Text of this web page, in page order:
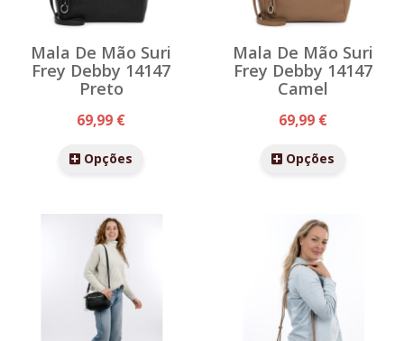
Mala De Mão Suri
Frey Debby 14147
Preto
69,99 €
Opções
Mala De Mão Suri
Frey Debby 14147
Camel
69,99 €
Opções